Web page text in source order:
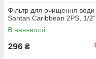
Фільтр для очищення води
Santan Caribbean 2PS, 1/2"
В наявності
296 ₴